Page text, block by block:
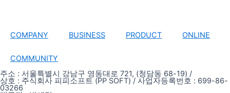
COMPANY BUSINESS PRODUCT ONLINE
COMMUNITY
주소 : 서울특별시 강남구 영동대로 721, (청담동 68-19) /
상호 : 주식회사 피피소프트 (PP SOFT) / 사업자등록번호 : 699-86-
03266